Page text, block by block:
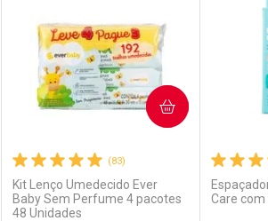
(83)
Kit Lenço Umedecido Ever
Baby Sem Perfume 4 pacotes
48 Unidades
COMPRAR
Care com